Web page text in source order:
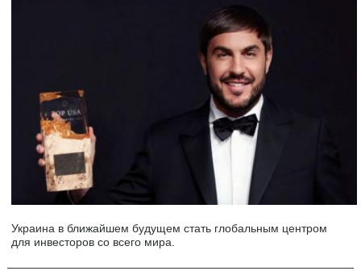
Украина в ближайшем будущем стать глобальным центром
для инвесторов со всего мира.